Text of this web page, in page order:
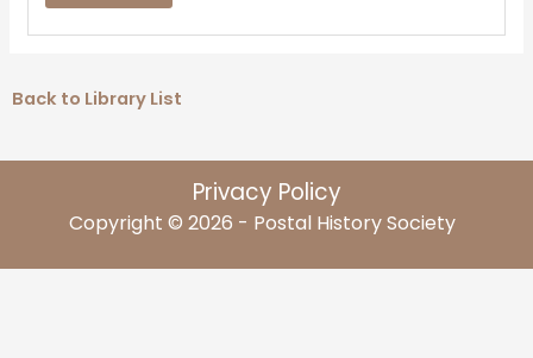
Back to Library List
Privacy Policy
Copyright © 2026 - Postal History Society